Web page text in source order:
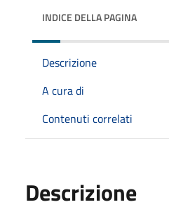
INDICE DELLA PAGINA
Descrizione
A cura di
Contenuti correlati
Descrizione